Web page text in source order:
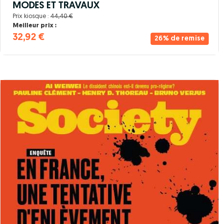
26% de remise
MODES ET TRAVAUX
Prix kiosque : 44,40 €
Meilleur prix :
32,92 €